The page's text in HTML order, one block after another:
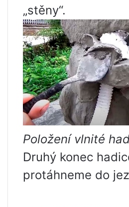
„stěny“.
Položení vlnité
Druhý konec
protáhneme do